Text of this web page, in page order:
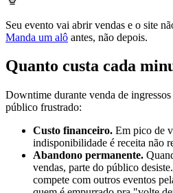
Seu evento vai abrir vendas e o site
Manda um alô antes, não depois.
Quanto custa cada
Downtime durante venda de
público frustrado:
Custo financeiro. Em pico de
indisponibilidade é receita não
Abandono permanente.
vendas, parte do público
compete com outros eventos